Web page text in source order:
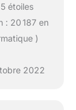
étoiles
: 20 187 en
)
2022